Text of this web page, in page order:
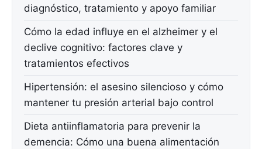
diagnóstico, tratamiento y apoyo familiar
Cómo la edad influye en el alzheimer y el
declive cognitivo: factores clave y
tratamientos efectivos
Hipertensión: el asesino silencioso y cómo
mantener tu presión arterial bajo control
Dieta antiinflamatoria para prevenir la
demencia: Cómo una buena alimentación